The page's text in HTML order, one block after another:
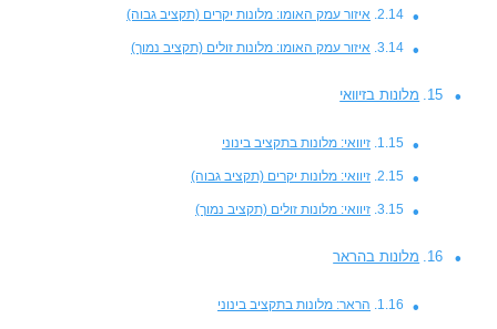
איזור עמק האומו: מלונות יקרים (תקציב גבוה)
איזור עמק האומו: מלונות זולים (תקציב נמוך)
מלונות בזיוואי
זיוואי: מלונות בתקציב בינוני
זיוואי: מלונות יקרים (תקציב גבוה)
זיוואי: מלונות זולים (תקציב נמוך)
מלונות בהראר
הראר: מלונות בתקציב בינוני